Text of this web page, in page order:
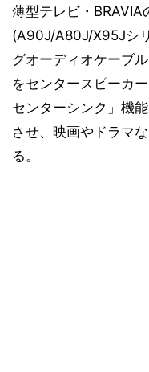
薄型テレビ・BRAVIA
(A90J/A80J/X95Jシ
グオーディオケーブ
をセンタースピーカ
センターシンク」機
させ、映画やドラマ
る。